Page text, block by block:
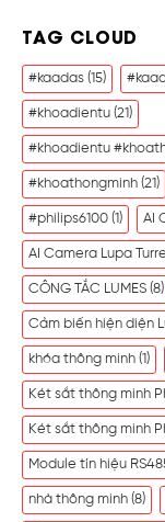
TAG CLOUD
#kaadas (15)
#khoadientu (21)
#khoadientu
#khoathongminh (21)
#philips6100 (1) AI
AI Camera Lupa
CÔNG TẮC LUMES (8)
Cảm biến hiện diện
khóa thông minh (1)
Két sắt thông minh
Két sắt thông minh
Module tín hiệu
nhà thông minh (8)